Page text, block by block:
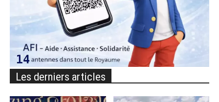
Les derniers articles